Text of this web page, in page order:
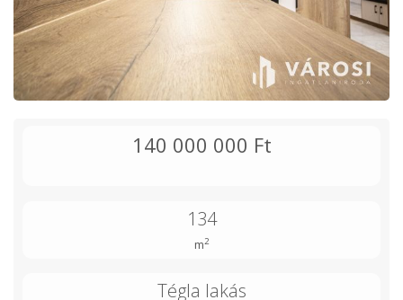
140 000 000 Ft
134
m2
Tégla lakás